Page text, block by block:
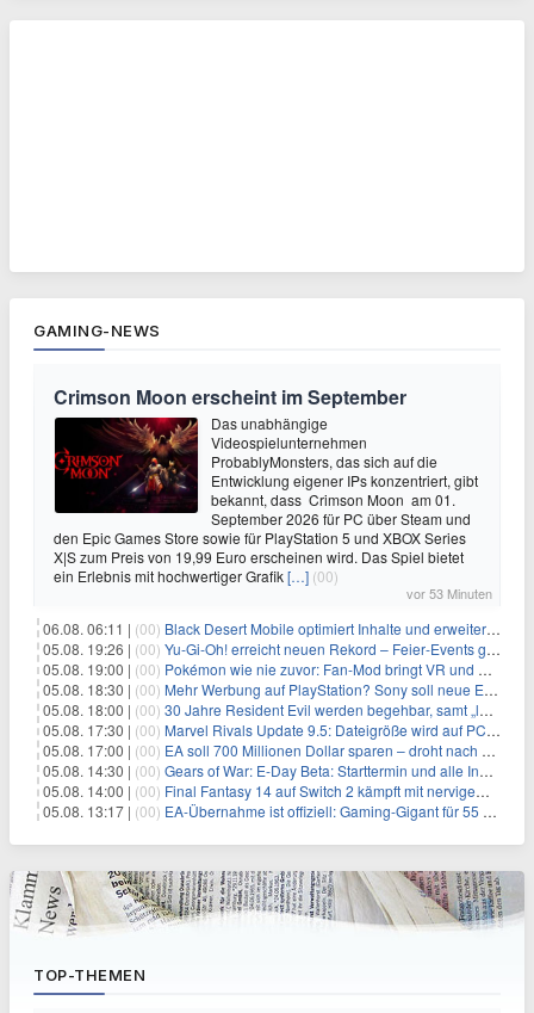
GAMING-NEWS
Crimson Moon erscheint im September
Das unabhängige
Videospielunternehmen
ProbablyMonsters, das sich auf die
Entwicklung eigener IPs konzentriert, gibt
bekannt, dass Crimson Moon am 01.
September 2026 für PC über Steam und
den Epic Games Store sowie für PlayStation 5 und XBOX Series
X|S zum Preis von 19,99 Euro erscheinen wird. Das Spiel bietet
ein Erlebnis mit hochwertiger Grafik[…] (00)
vor 53 Minuten
06.08. 06:11 | (00) Black Desert Mobile optimiert Inhalte und erweitert Treasure Access
05.08. 19:26 | (00) Yu‑Gi‑Oh! erreicht neuen Rekord – Feier‑Events gestartet
05.08. 19:00 | (00) Pokémon wie nie zuvor: Fan-Mod bringt VR und Ego-Perspektive nach Kanto
05.08. 18:30 | (00) Mehr Werbung auf PlayStation? Sony soll neue Einnahmequellen prüfen
05.08. 18:00 | (00) 30 Jahre Resident Evil werden begehbar, samt „lebensgroßem Leon“
05.08. 17:30 | (00) Marvel Rivals Update 9.5: Dateigröße wird auf PC und Konsolen deutlich reduziert
05.08. 17:00 | (00) EA soll 700 Millionen Dollar sparen – droht nach der Übernahme die nächste Entlassungswelle?
05.08. 14:30 | (00) Gears of War: E-Day Beta: Starttermin und alle Inhalte offiziell bestätigt
05.08. 14:00 | (00) Final Fantasy 14 auf Switch 2 kämpft mit nervigem Ladefehler
05.08. 13:17 | (00) EA-Übernahme ist offiziell: Gaming-Gigant für 55 Milliarden Dollar verkauft
TOP-THEMEN